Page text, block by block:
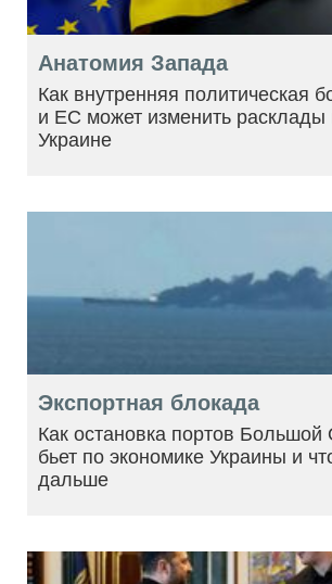
Анатомия Запада
Как внутренняя политическая
и ЕС может изменить расклады
Украине
Экспортная блокада
Как остановка портов
бьет по экономике Украины и
дальше